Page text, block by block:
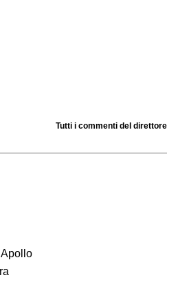
Tutti i commenti del direttore